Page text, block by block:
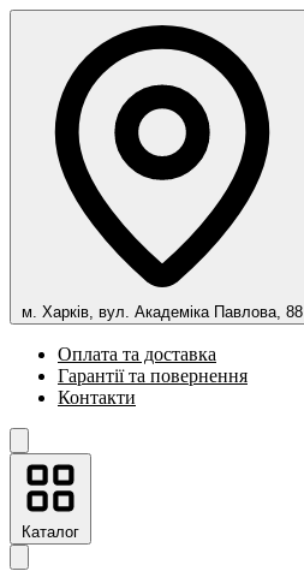
м. Харків, вул. Академіка Павлова, 88
Оплата та доставка
Гарантії та повернення
Контакти
Каталог